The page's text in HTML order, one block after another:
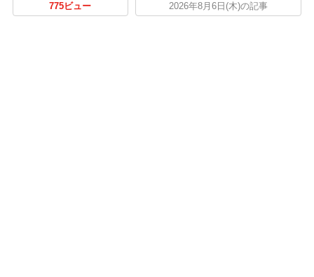
775ビュー 2026年8月6日(木)の記事